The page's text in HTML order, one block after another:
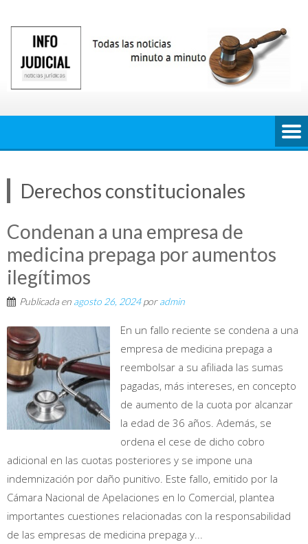
contenido
Derechos constitucionales
Condenan a una empresa de
medicina prepaga por aumentos
ilegítimos
Publicada en agosto 26, 2024poradmin
En un fallo reciente se condena a una
empresa de medicina prepaga a
reembolsar a su afiliada las sumas
pagadas, más intereses, en concepto
de aumento de la cuota por alcanzar
la edad de 36 años. Además, se
ordena el cese de dicho cobro
adicional en las cuotas posteriores y se impone una
indemnización por daño punitivo. Este fallo, emitido por la
Cámara Nacional de Apelaciones en lo Comercial, plantea
importantes cuestiones relacionadas con la responsabilidad
de las empresas de medicina prepaga y...